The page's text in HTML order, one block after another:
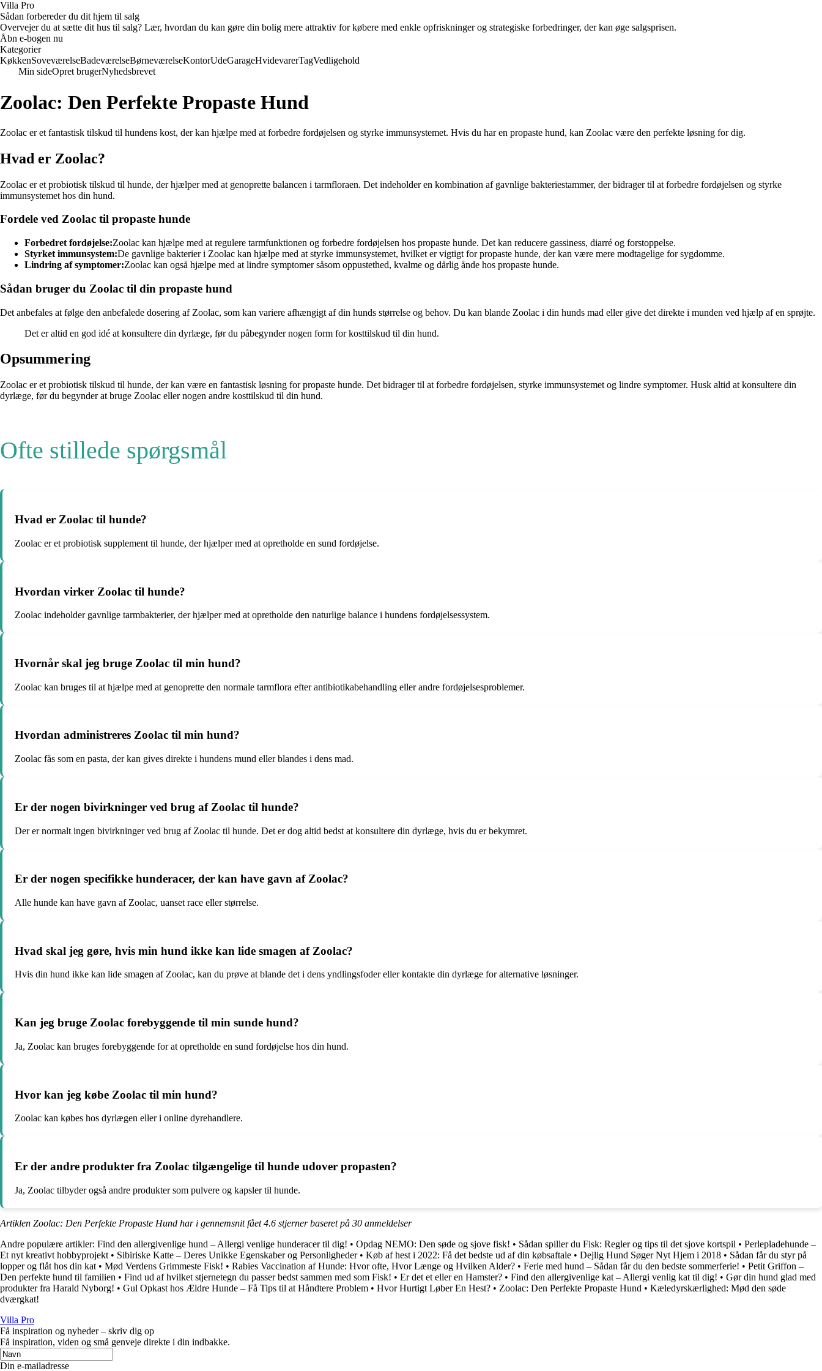
Villa Pro
Sådan forbereder du dit hjem til salg
Overvejer du at sætte dit hus til salg? Lær, hvordan du kan gøre din bolig mere attraktiv for købere med enkle opfriskninger og strategiske forbedringer, der kan øge salgsprisen.
Åbn e-bogen nu
Kategorier
KøkkenSoveværelseBadeværelseBørneværelseKontorUdeGarageHvidevarerTagVedligehold
Min sideOpret brugerNyhedsbrevet
Zoolac: Den Perfekte Propaste Hund
Zoolac er et fantastisk tilskud til hundens kost, der kan hjælpe med at forbedre fordøjelsen og styrke immunsystemet. Hvis du har en propaste hund, kan Zoolac være den perfekte løsning for dig.
Hvad er Zoolac?
Zoolac er et probiotisk tilskud til hunde, der hjælper med at genoprette balancen i tarmfloraen. Det indeholder en kombination af gavnlige bakteriestammer, der bidrager til at forbedre fordøjelsen og styrke
immunsystemet hos din hund.
Fordele ved Zoolac til propaste hunde
Forbedret fordøjelse:Zoolac kan hjælpe med at regulere tarmfunktionen og forbedre fordøjelsen hos propaste hunde. Det kan reducere gassiness, diarré og forstoppelse.
Styrket immunsystem:De gavnlige bakterier i Zoolac kan hjælpe med at styrke immunsystemet, hvilket er vigtigt for propaste hunde, der kan være mere modtagelige for sygdomme.
Lindring af symptomer:Zoolac kan også hjælpe med at lindre symptomer såsom oppustethed, kvalme og dårlig ånde hos propaste hunde.
Sådan bruger du Zoolac til din propaste hund
Det anbefales at følge den anbefalede dosering af Zoolac, som kan variere afhængigt af din hunds størrelse og behov. Du kan blande Zoolac i din hunds mad eller give det direkte i munden ved hjælp af en sprøjte.
Det er altid en god idé at konsultere din dyrlæge, før du påbegynder nogen form for kosttilskud til din hund.
Opsummering
Zoolac er et probiotisk tilskud til hunde, der kan være en fantastisk løsning for propaste hunde. Det bidrager til at forbedre fordøjelsen, styrke immunsystemet og lindre symptomer. Husk altid at konsultere din
dyrlæge, før du begynder at bruge Zoolac eller nogen andre kosttilskud til din hund.
Ofte stillede spørgsmål
Hvad er Zoolac til hunde?
Zoolac er et probiotisk supplement til hunde, der hjælper med at opretholde en sund fordøjelse.
Hvordan virker Zoolac til hunde?
Zoolac indeholder gavnlige tarmbakterier, der hjælper med at opretholde den naturlige balance i hundens fordøjelsessystem.
Hvornår skal jeg bruge Zoolac til min hund?
Zoolac kan bruges til at hjælpe med at genoprette den normale tarmflora efter antibiotikabehandling eller andre fordøjelsesproblemer.
Hvordan administreres Zoolac til min hund?
Zoolac fås som en pasta, der kan gives direkte i hundens mund eller blandes i dens mad.
Er der nogen bivirkninger ved brug af Zoolac til hunde?
Der er normalt ingen bivirkninger ved brug af Zoolac til hunde. Det er dog altid bedst at konsultere din dyrlæge, hvis du er bekymret.
Er der nogen specifikke hunderacer, der kan have gavn af Zoolac?
Alle hunde kan have gavn af Zoolac, uanset race eller størrelse.
Hvad skal jeg gøre, hvis min hund ikke kan lide smagen af Zoolac?
Hvis din hund ikke kan lide smagen af Zoolac, kan du prøve at blande det i dens yndlingsfoder eller kontakte din dyrlæge for alternative løsninger.
Kan jeg bruge Zoolac forebyggende til min sunde hund?
Ja, Zoolac kan bruges forebyggende for at opretholde en sund fordøjelse hos din hund.
Hvor kan jeg købe Zoolac til min hund?
Zoolac kan købes hos dyrlægen eller i online dyrehandlere.
Er der andre produkter fra Zoolac tilgængelige til hunde udover propasten?
Ja, Zoolac tilbyder også andre produkter som pulvere og kapsler til hunde.
Artiklen Zoolac: Den Perfekte Propaste Hund har i gennemsnit fået4.6 stjerner baseret på 30 anmeldelser
Andre populære artikler: Find den allergivenlige hund – Allergi venlige hunderacer til dig! • Opdag NEMO: Den søde og sjove fisk! • Sådan spiller du Fisk: Regler og tips til det sjove kortspil • Perlepladehunde –
Et nyt kreativt hobbyprojekt • Sibiriske Katte – Deres Unikke Egenskaber og Personligheder• Køb af hest i 2022: Få det bedste ud af din købsaftale • Dejlig Hund Søger Nyt Hjem i 2018 • Sådan får du styr på
lopper og flåt hos din kat • Mød Verdens Grimmeste Fisk! • Rabies Vaccination af Hunde: Hvor ofte, Hvor Længe og Hvilken Alder? • Ferie med hund – Sådan får du den bedste sommerferie! • Petit Griffon –
Den perfekte hund til familien • Find ud af hvilket stjernetegn du passer bedst sammen med som Fisk! • Er det et eller en Hamster? • Find den allergivenlige kat – Allergi venlig kat til dig! • Gør din hund glad med
produkter fra Harald Nyborg! • Gul Opkast hos Ældre Hunde – Få Tips til at Håndtere Problem • Hvor Hurtigt Løber En Hest? • Zoolac: Den Perfekte Propaste Hund • Kæledyrskærlighed: Mød den søde
dværgkat!
Villa Pro
Få inspiration og nyheder – skriv dig op
Få inspiration, viden og små genveje direkte i din indbakke.
Din e-mailadresse